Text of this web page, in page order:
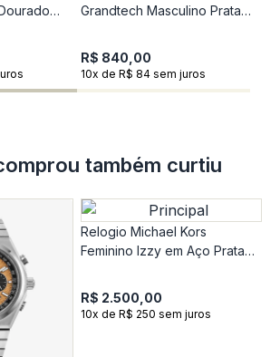
Grandtech Masculino Prata
R$ 840,00
10x de R$ 84 sem juros
também curtiu
Relogio Michael Kors
Feminino Izzy em Aço Prata
R$ 2.500,00
10x de R$ 250 sem juros